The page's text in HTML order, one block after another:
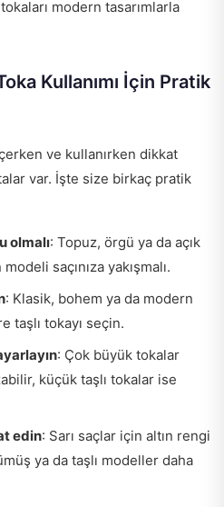
modern tasarımlarla
Kullanımı İçin Pratik
ve kullanırken dikkat
var. İşte size birkaç pratik
olmalı: Topuz, örgü ya da açık
saçınıza yakışmalı.
: Klasik, bohem ya da modern
taşlı tokayı seçin.
: Çok büyük tokalar
küçük taşlı tokalar ise
edin: Sarı saçlar için altın rengi
ya da taşlı modeller daha